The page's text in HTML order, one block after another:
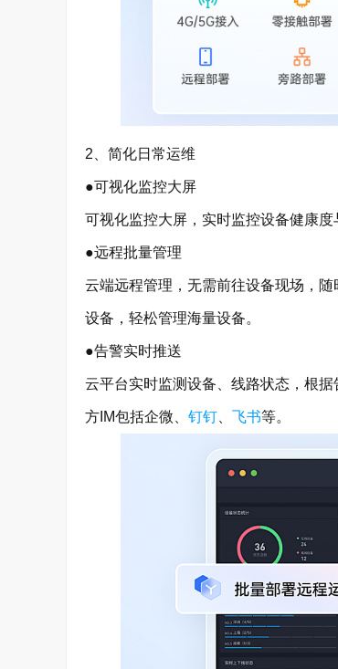
2、简化日常运维
●可视化监控大屏
可视化监控大屏，实时监控设备健康
●远程批量管理
云端远程管理，无需前往设备现场，
设备，轻松管理海量设备。
●告警实时推送
云平台实时监测设备、线路状态，根
方IM包括企微、 钉钉 飞书等。